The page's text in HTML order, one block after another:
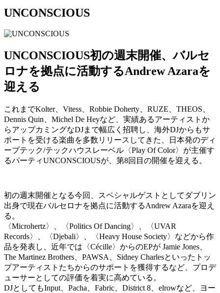
UNCONSCIOUS
UNCONSCIOUS初の週末開催、バルセ
ロナを拠点に活動するAndrew Azaraを
迎える
これまでKolter、Vitess、Robbie Doherty、RUZE、THEOS、
Dennis Quin、Michel De Heyなど、実績あるアーティストか
らアップカミングなDJまで幅広く招聘し、海外DJからもサ
ポートを受ける楽曲を多数リリースしてきた、日本発のディ
ープテック/テックハウスレーベル〈Play Of Color〉が主催す
るパーティUNCONSCIOUSが、第8回目の開催を迎える。
初の週末開催となる今回、スペシャルゲストとしてダブリン
出身で現在バルセロナを拠点に活動するAndrew Azaraを迎え
る。
〈Microhertz〉、〈Politics Of Dancing〉、〈UVAR
Records〉、〈Djebali〉、〈Heavy House Society〉などから作
品を発表し、近年では〈Cécille〉からのEPが Jamie Jones、
The Martinez Brothers、PAWSA、Sidney Charlesといったトッ
プアーティストたちからのサポートを獲得するなど、プロデ
ューサーとしての評価を着実に高めている。
DJとしてもInput、Pacha、Fabric、District 8、elrowなど、ヨー